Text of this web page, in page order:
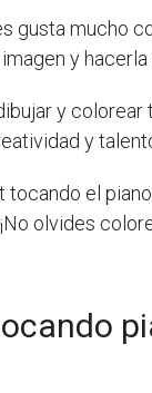
gusta mucho
y hacerla
y
y
tocando el
olvides